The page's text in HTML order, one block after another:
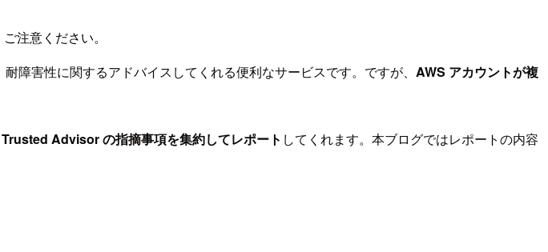
注意ください。
障害性に関するアドバイスしてくれる便利なサービスです。ですが、 AWS アカウントが複
Advisor の指摘事項を集約してレポート してくれます。本ブログではレポートの内容